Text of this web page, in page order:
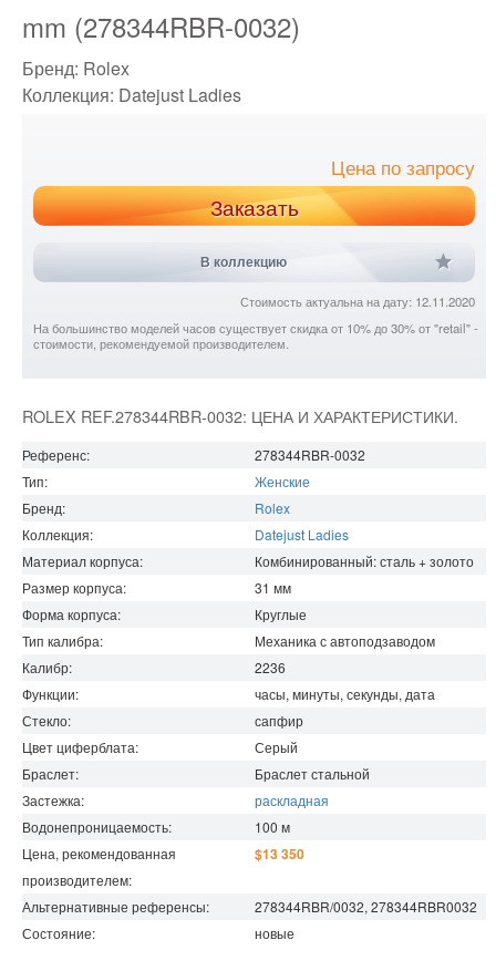
mm (278344RBR-0032)
Бренд: Rolex
Коллекция: Datejust Ladies
Цена по запросу
Заказать
В коллекцию
Стоимость актуальна на дату: 12.11.2020
На большинство моделей часов существует скидка от 10% до 30% от "retail" -
стоимости, рекомендуемой производителем.
ROLEX REF.278344RBR-0032: ЦЕНА И ХАРАКТЕРИСТИКИ.
Референс:
278344RBR-0032
Тип:
Женские
Бренд:
Rolex
Коллекция:
Datejust Ladies
Материал корпуса:
Комбинированный: сталь + золото
Размер корпуса:
31 мм
Форма корпуса:
Круглые
Тип калибра:
Механика с автоподзаводом
Калибр:
2236
Функции:
часы, минуты, секунды, дата
Стекло:
сапфир
Цвет циферблата:
Серый
Браслет:
Браслет стальной
Застежка:
раскладная
Водонепроницаемость: 100 м
Цена, рекомендованная
производителем:
$13 350
Альтернативные референсы:
278344RBR/0032, 278344RBR0032
Состояние:
новые